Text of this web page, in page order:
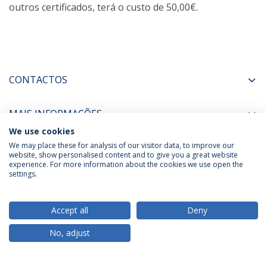
outros certificados, terá o custo de 50,00€.
CONTACTOS
MAIS INFORMAÇÕES
Política de Privacidade
Termos & Condições
© 2026 Universidade Católica Portuguesa
We use cookies
We may place these for analysis of our visitor data, to improve our
website, show personalised content and to give you a great website
experience. For more information about the cookies we use open the
settings.
Accept all
Deny
No, adjust